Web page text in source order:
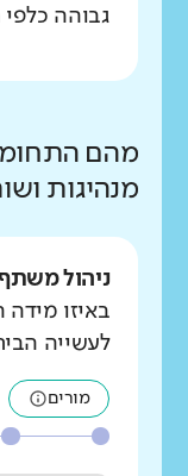
גבוהה
מהם
מנהיגות
ניהול משתף
באיזו
לעשייה
מורים